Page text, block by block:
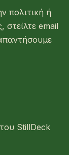
πολιτική ή
email
StillDeck